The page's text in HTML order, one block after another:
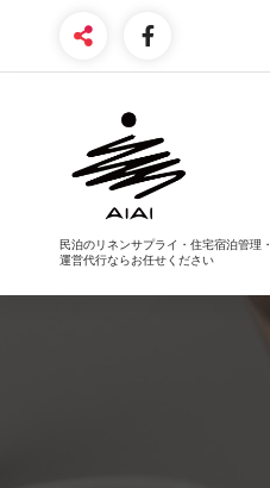
民泊のリネンサプライ・住宅宿泊管理・
運営代行ならお任せください